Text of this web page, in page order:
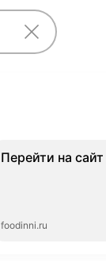
Перейти на сайт
foodinni.ru